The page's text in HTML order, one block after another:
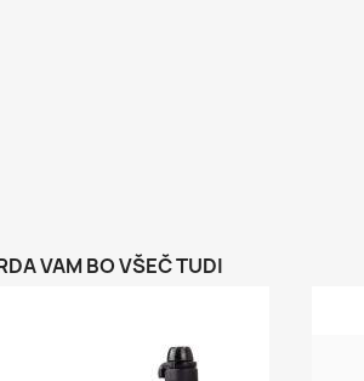
VAM BO VŠEČ TUDI